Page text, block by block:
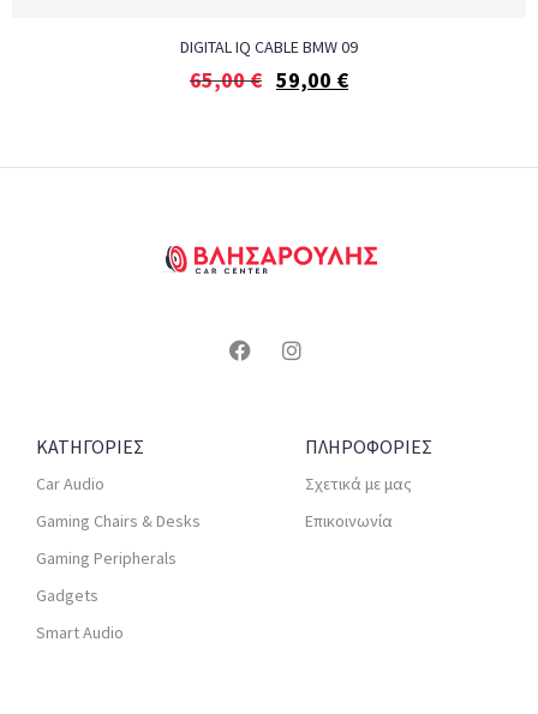
DIGITAL IQ CABLE BMW 09
65,00€ 59,00 €
ΚΑΤΗΓΟΡΙΕΣ
Car Audio
Gaming Chairs & Desks
Gaming Peripherals
Gadgets
Smart Audio
ΠΛΗΡΟΦΟΡΙΕΣ
Σχετικά με μας
Επικοινωνία